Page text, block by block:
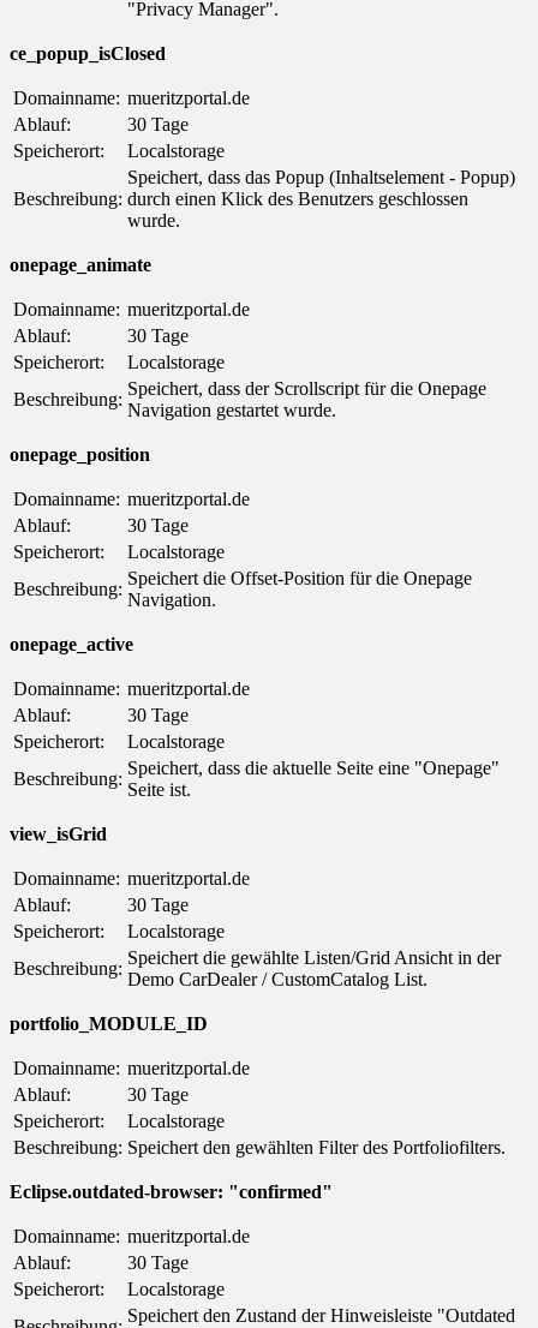
"Privacy Manager".
ce_popup_isClosed
Domainname: mueritzportal.de
Ablauf:
30 Tage
Speicherort:
Localstorage
Beschreibung:
Speichert, dass das Popup (Inhaltselement - Popup)
durch einen Klick des Benutzers geschlossen
wurde.
onepage_animate
Domainname: mueritzportal.de
Ablauf:
30 Tage
Speicherort:
Localstorage
Beschreibung:
Speichert, dass der Scrollscript für die Onepage
Navigation gestartet wurde.
onepage_position
Domainname: mueritzportal.de
Ablauf:
30 Tage
Speicherort:
Localstorage
Beschreibung:
Speichert die Offset-Position für die Onepage
Navigation.
onepage_active
Domainname: mueritzportal.de
Ablauf:
30 Tage
Speicherort:
Localstorage
Beschreibung:
Speichert, dass die aktuelle Seite eine "Onepage"
Seite ist.
view_isGrid
Domainname: mueritzportal.de
Ablauf:
30 Tage
Speicherort:
Localstorage
Beschreibung:
Speichert die gewählte Listen/Grid Ansicht in der
Demo CarDealer / CustomCatalog List.
portfolio_MODULE_ID
Domainname: mueritzportal.de
Ablauf:
30 Tage
Speicherort:
Localstorage
Beschreibung: Speichert den gewählten Filter des Portfoliofilters.
Eclipse.outdated-browser: "confirmed"
Domainname: mueritzportal.de
Ablauf:
30 Tage
Speicherort:
Localstorage
Speichert den Zustand der Hinweisleiste "Outdated